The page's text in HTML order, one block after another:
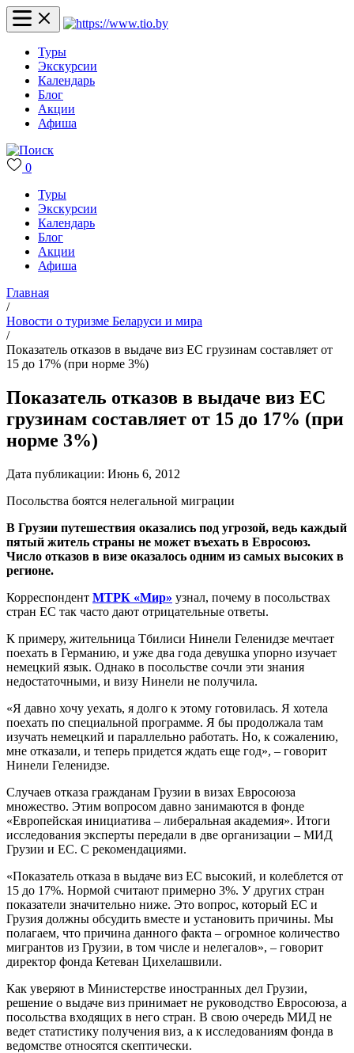
Туры
Экскурсии
Календарь
Блог
Акции
Афиша
0
Туры
Экскурсии
Календарь
Блог
Акции
Афиша
Главная
/
Новости о туризме Беларуси и мира
/
Показатель отказов в выдаче виз ЕС грузинам составляет от
15 до 17% (при норме 3%)
Показатель отказов в выдаче виз ЕС
грузинам составляет от 15 до 17% (при
норме 3%)
Дата публикации: Июнь 6, 2012
Посольства боятся нелегальной миграции
В Грузии путешествия оказались под угрозой, ведь каждый
пятый житель страны не может въехать в Евросоюз.
Число отказов в визе оказалось одним из самых высоких в
регионе.
Корреспондент МТРК «Мир» узнал, почему в посольствах
стран ЕС так часто дают отрицательные ответы.
К примеру, жительница Тбилиси Нинели Геленидзе мечтает
поехать в Германию, и уже два года девушка упорно изучает
немецкий язык. Однако в посольстве сочли эти знания
недостаточными, и визу Нинели не получила.
«Я давно хочу уехать, я долго к этому готовилась. Я хотела
поехать по специальной программе. Я бы продолжала там
изучать немецкий и параллельно работать. Но, к сожалению,
мне отказали, и теперь придется ждать еще год», – говорит
Нинели Геленидзе.
Случаев отказа гражданам Грузии в визах Евросоюза
множество. Этим вопросом давно занимаются в фонде
«Европейская инициатива – либеральная академия». Итоги
исследования эксперты передали в две организации – МИД
Грузии и ЕС. С рекомендациями.
«Показатель отказа в выдаче виз ЕС высокий, и колеблется от
15 до 17%. Нормой считают примерно 3%. У других стран
показатели значительно ниже. Это вопрос, который ЕС и
Грузия должны обсудить вместе и установить причины. Мы
полагаем, что причина данного факта – огромное количество
мигрантов из Грузии, в том числе и нелегалов», – говорит
директор фонда Кетеван Цихелашвили.
Как уверяют в Министерстве иностранных дел Грузии,
решение о выдаче виз принимает не руководство Евросоюза, а
посольства входящих в него стран. В свою очередь МИД не
ведет статистику получения виз, а к исследованиям фонда в
ведомстве относятся скептически.